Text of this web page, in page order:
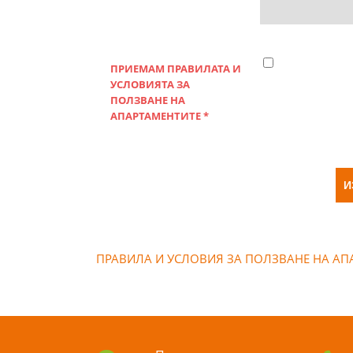
ПРИЕМАМ ПРАВИЛАТА И
УСЛОВИЯТА ЗА
ПОЛЗВАНЕ НА
АПАРТАМЕНТИТЕ *
ПРАВИЛА И УСЛОВИЯ ЗА ПОЛЗВАНЕ НА